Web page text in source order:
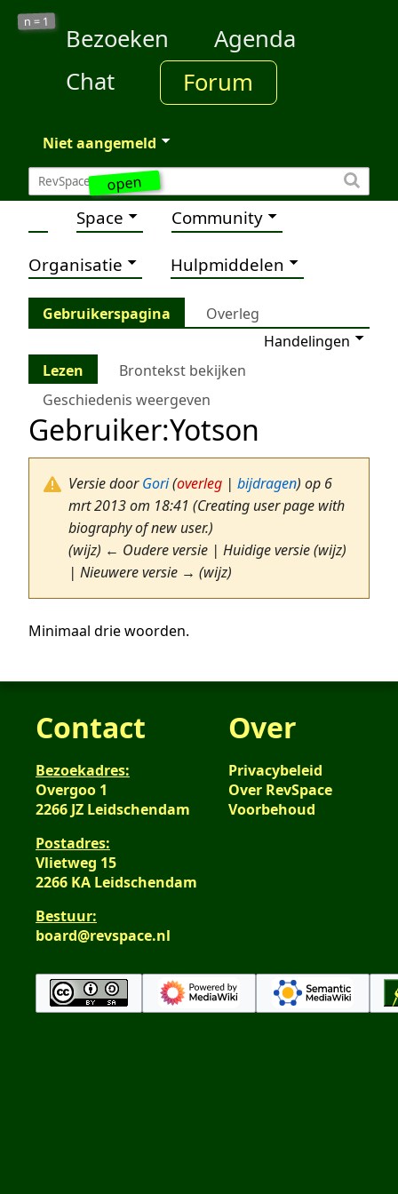
open
n = 1
Bezoeken
Agenda
Chat
Forum
Niet aangemeld
Space Community
Organisatie Hulpmiddelen
Gebruikerspagina
Overleg
Handelingen
Lezen
Brontekst bekijken
Geschiedenis weergeven
Gebruiker:Yotson
Versie doorGori(overleg | bijdragen) op 6
mrt 2013 om 18:41 (Creating user page with
biography of new user.)
(wijz) ← Oudere versie | Huidige versie (wijz)
| Nieuwere versie → (wijz)
Minimaal drie woorden.
Contact
Bezoekadres:
Overgoo 1
2266 JZ Leidschendam
Postadres:
Vlietweg 15
2266 KA Leidschendam
Bestuur:
board@revspace.nl
Over
Privacybeleid
Over RevSpace
Voorbehoud